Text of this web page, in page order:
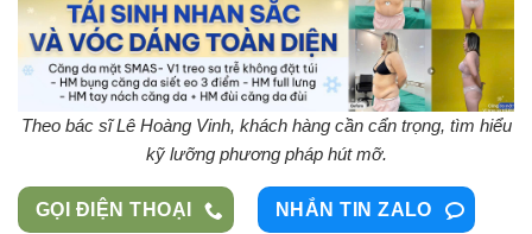
Theo bác sĩ Lê Hoàng Vinh, khách hàng cần cẩn trọng, tìm hiểu
kỹ lưỡng phương pháp hút mỡ.
GỌI ĐIỆN THOẠI NHẮN TIN ZALO